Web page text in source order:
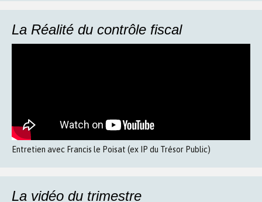
La Réalité du contrôle fiscal
Entretien avec Francis le Poisat (ex IP du Trésor Public)
La vidéo du trimestre